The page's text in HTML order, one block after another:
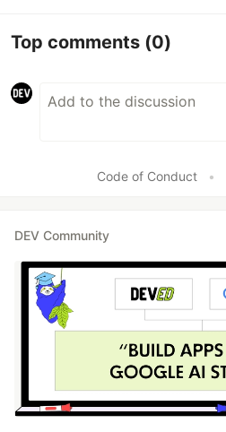
Top comments (0)
Code of Conduct •
DEV Community